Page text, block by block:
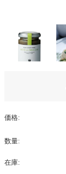
価格:
数量:
在庫: